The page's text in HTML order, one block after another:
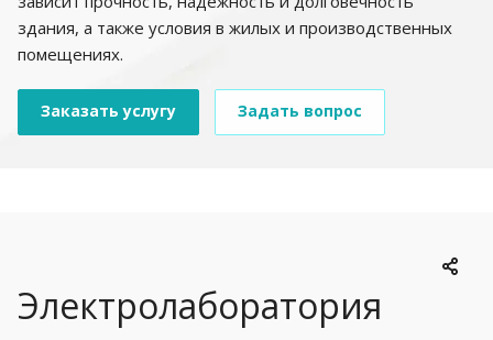
здания, а также условия в жилых и производственных
помещениях.
Заказать услугу Задать вопрос
Электролаборатория